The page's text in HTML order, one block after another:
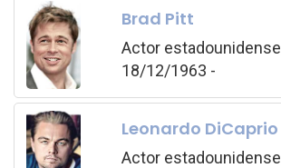
Brad Pitt
Actor estadounidense
18/12/1963 -
Leonardo DiCaprio
Actor estadounidense